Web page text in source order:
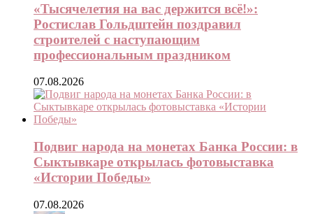
«Тысячелетия на вас держится всё!»:
Ростислав Гольдштейн поздравил
строителей с наступающим
профессиональным праздником
07.08.2026
Подвиг народа на монетах Банка России: в
Сыктывкаре открылась фотовыставка
«Истории Победы»
07.08.2026